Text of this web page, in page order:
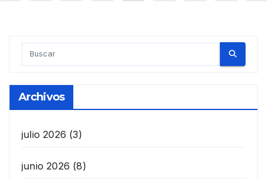
Archivos
julio 2026 (3)
junio 2026 (8)